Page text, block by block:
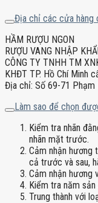
Địa chỉ các cửa hàng
HẦM RƯỢU NGON
RƯỢU VANG NHẬP
CÔNG TY TNHH TM
KHĐT TP. Hồ Chí Minh
Địa chỉ: Số 69-71 Phạm
Làm sao để chọn
Kiểm tra nhãn
nhãn mặt trước.
Cảm nhận hương
cả trước và sau,
Cảm nhận hương
Kiểm tra năm sản
Trung thành với